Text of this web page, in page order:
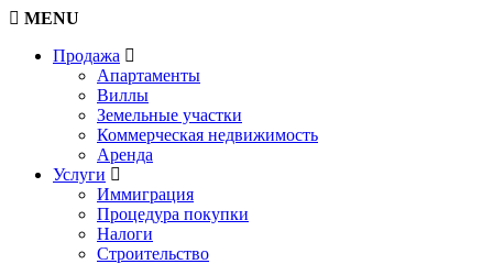
MENU
Продажа
Апартаменты
Виллы
Земельные участки
Коммерческая недвижимость
Аренда
Услуги
Иммиграция
Процедура покупки
Налоги
Строительство